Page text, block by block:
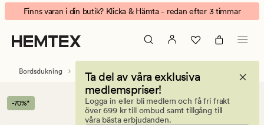
Sun
Umbrellas
pappersservetter
multi
Animerad
banner.
Klicka
på
att
pausa.
Finns varan i din butik? Klicka & Hämta - redan efter 3 timmar
Ta del av våra exklusiva
medlemspriser!
Logga in eller bli medlem och få fri frakt
över 699 kr till ombud samt tillgång till
våra bästa erbjudanden.
Bordsdukning Servetter Pappersservetter
-70%*